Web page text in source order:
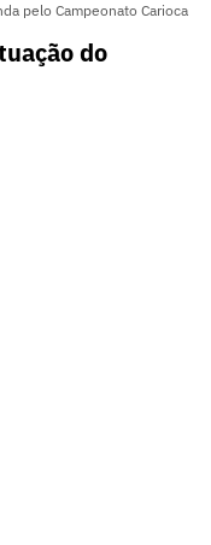
pelo Campeonato Carioca
do